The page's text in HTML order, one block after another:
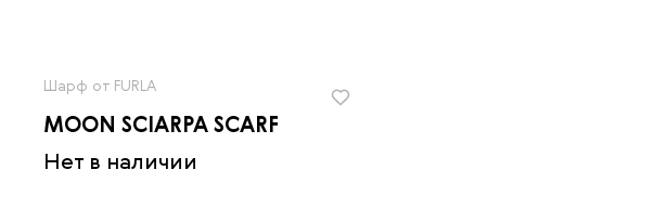
Шарф от FURLA
MOON SCIARPA SCARF
Нет в наличии